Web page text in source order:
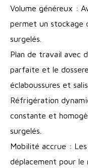
Volume généreux :
permet un stockage
surgelés.
Plan de travail avec
parfaite et le
éclaboussures et
Réfrigération
constante et
surgelés.
Mobilité accrue :
déplacement pour le